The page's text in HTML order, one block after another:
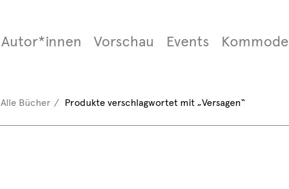
Autor*innen Vorschau Events Kommode
Alle Bücher Produkte verschlagwortet mit „Versagen“